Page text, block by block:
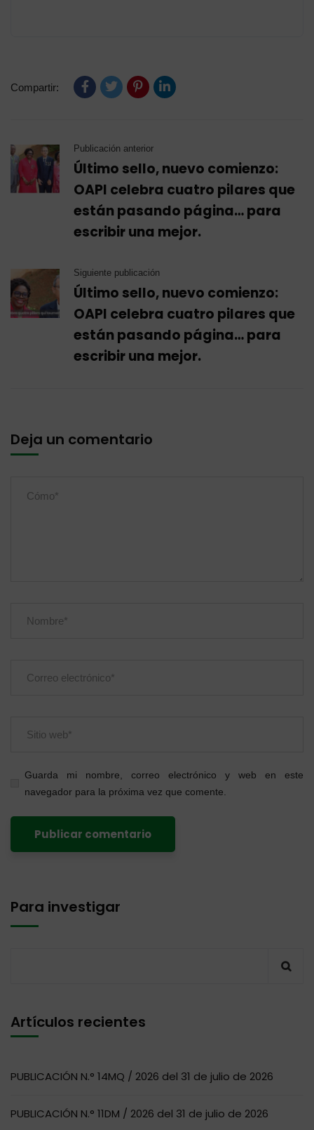
Compartir:
Publicación anterior
Último sello, nuevo comienzo:
OAPI celebra cuatro pilares que
están pasando página… para
escribir una mejor.
Siguiente publicación
Último sello, nuevo comienzo:
OAPI celebra cuatro pilares que
están pasando página… para
escribir una mejor.
Deja un comentario
Guarda mi nombre, correo electrónico y web en este
navegador para la próxima vez que comente.
Para investigar
Artículos recientes
PUBLICACIÓN N.° 14MQ / 2026 del 31 de julio de 2026
PUBLICACIÓN N.° 11DM / 2026 del 31 de julio de 2026